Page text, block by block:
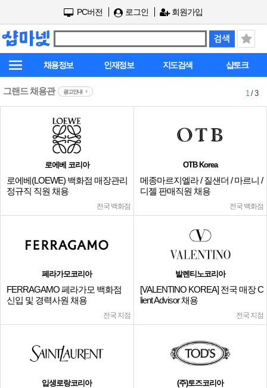
PC버전 로그인 회원가입
채용정보 인재정보 지도검색 샵토크
그랜드 채용관 광고안내 1/ 3
로에베 코리아
로에베(LOEWE) 백화점 매장관리
정규직 직원 채용
전국 백화점
OTB Korea
메종마르지엘라 / 질샌더 / 마르니 /
디젤 판매직원 채용
전국 백화점
페라가모코리아
FERRAGAMO 페라가모 백화점
신입 및 경력사원 채용
전국 지점
발렌티노코리아
[VALENTINO KOREA] 전국 매장 C
lient Advisor 채용
전국 지점
입생로랑코리아 (주)토즈코리아